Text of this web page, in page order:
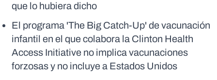
que lo hubiera dicho
El programa 'The Big Catch-Up' de vacunación
infantil en el que colabora la Clinton Health
Access Initiative no implica vacunaciones
forzosas y no incluye a Estados Unidos